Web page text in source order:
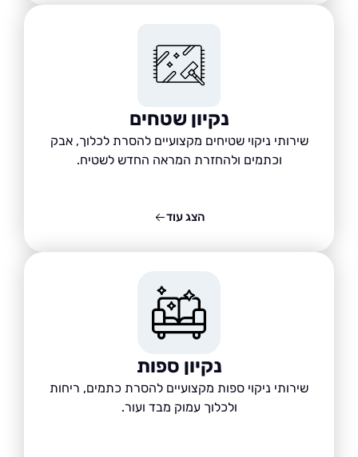
נקיון שטחים
שירותי ניקוי שטיחים מקצועיים להסרת לכלוך, אבק
וכתמים ולהחזרת המראה החדש לשטיח.
נקיון ספות
שירותי ניקוי ספות מקצועיים להסרת כתמים, ריחות
ולכלוך עמוק מבד ועור.